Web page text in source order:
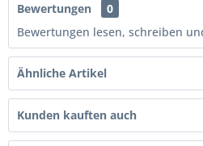
Bewertungen
0
Bewertungen lesen, schreiben
Ähnliche Artikel
Kunden kauften auch